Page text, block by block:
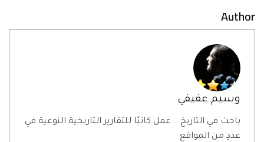
Author
وسيم عفيفي
باحث في التاريخ .. عمل كاتبًا للتقارير التاريخية النوعية في
عددٍ من المواقع